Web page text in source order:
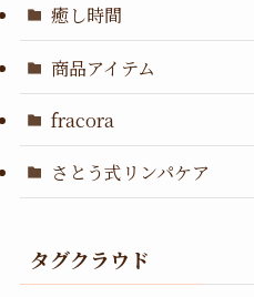
癒し時間
商品アイテム
fracora
さとう式リンパケア
タグクラウド